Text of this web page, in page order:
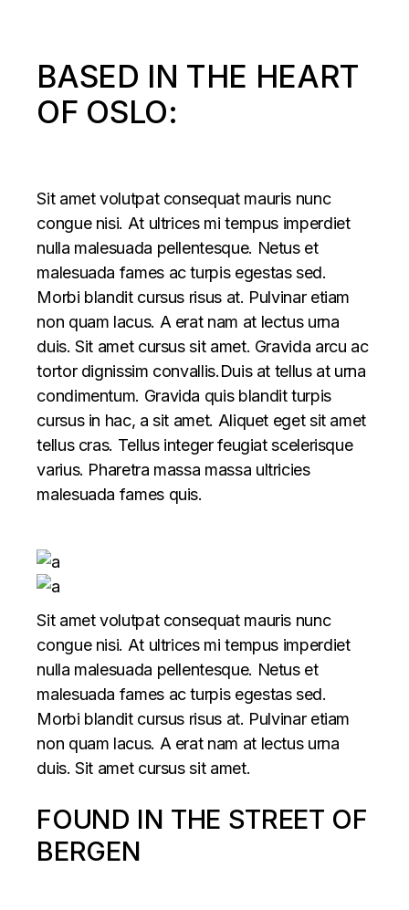
BASED IN THE HEART
OF OSLO:
Sit amet volutpat consequat mauris nunc
congue nisi. At ultrices mi tempus imperdiet
nulla malesuada pellentesque. Netus et
malesuada fames ac turpis egestas sed.
Morbi blandit cursus risus at. Pulvinar etiam
non quam lacus. A erat nam at lectus urna
duis. Sit amet cursus sit amet. Gravida arcu ac
tortor dignissim convallis.Duis at tellus at urna
condimentum. Gravida quis blandit turpis
cursus in hac, a sit amet. Aliquet eget sit amet
tellus cras. Tellus integer feugiat scelerisque
varius. Pharetra massa massa ultricies
malesuada fames quis.
Sit amet volutpat consequat mauris nunc
congue nisi. At ultrices mi tempus imperdiet
nulla malesuada pellentesque. Netus et
malesuada fames ac turpis egestas sed.
Morbi blandit cursus risus at. Pulvinar etiam
non quam lacus. A erat nam at lectus urna
duis. Sit amet cursus sit amet.
FOUND IN THE STREET OF
BERGEN